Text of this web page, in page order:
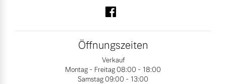
Folgen Sie uns auf Facebook
Öffnungszeiten
Verkauf
Montag - Freitag 08:00 - 18:00
Samstag 09:00 - 13:00